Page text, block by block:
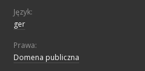
Język:
ger
Prawa:
Domena publiczna